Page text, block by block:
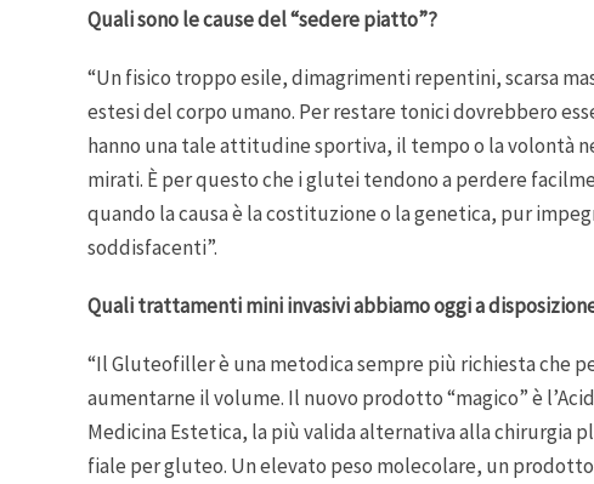
Quali sono le cause del “sedere piatto”?
“Un fisico troppo esile, dimagrimenti repentini, scarsa
estesi del corpo umano. Per restare tonici dovrebbero
hanno una tale attitudine sportiva, il tempo o la volontà
mirati. È per questo che i glutei tendono a perdere
quando la causa è la costituzione o la genetica, pur
soddisfacenti”.
Quali trattamenti mini invasivi abbiamo oggi a
“Il Gluteofiller è una metodica sempre più richiesta
aumentarne il volume. Il nuovo prodotto “magico” è
Medicina Estetica, la più valida alternativa alla chirurgia
fiale per gluteo. Un elevato peso molecolare, un